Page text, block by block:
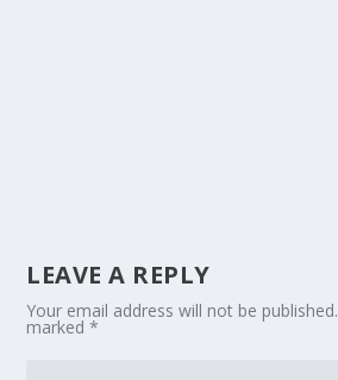
LEAVE A REPLY
Your email address will not be published.
marked*